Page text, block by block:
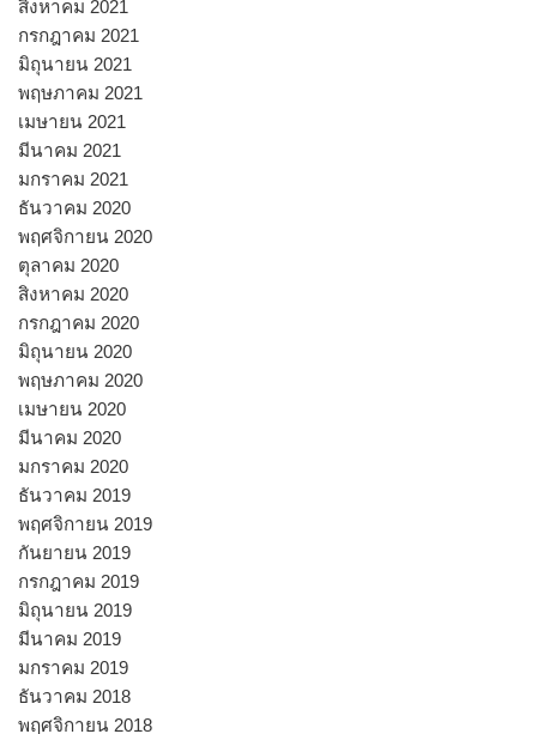
สิงหาคม 2021
กรกฎาคม 2021
มิถุนายน 2021
พฤษภาคม 2021
เมษายน 2021
มีนาคม 2021
มกราคม 2021
ธันวาคม 2020
พฤศจิกายน 2020
ตุลาคม 2020
สิงหาคม 2020
กรกฎาคม 2020
มิถุนายน 2020
พฤษภาคม 2020
เมษายน 2020
มีนาคม 2020
มกราคม 2020
ธันวาคม 2019
พฤศจิกายน 2019
กันยายน 2019
กรกฎาคม 2019
มิถุนายน 2019
มีนาคม 2019
มกราคม 2019
ธันวาคม 2018
พฤศจิกายน 2018